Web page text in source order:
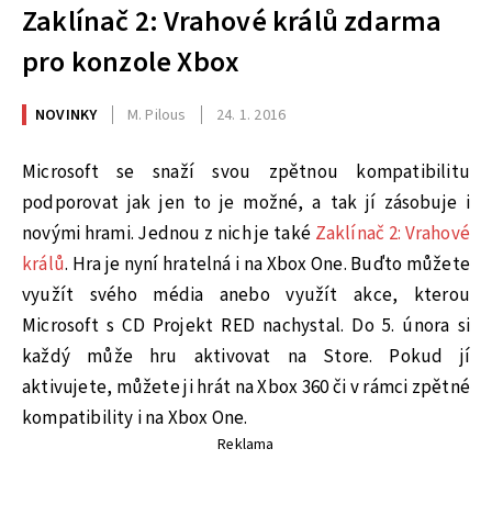
Zaklínač 2: Vrahové králů zdarma
pro konzole Xbox
NOVINKY M. Pilous 24. 1. 2016
Microsoft se snaží svou zpětnou kompatibilitu
podporovat jak jen to je možné, a tak jí zásobuje i
novými hrami. Jednou z nich je také Zaklínač 2: Vrahové
králů. Hra je nyní hratelná i na Xbox One. Buďto můžete
využít svého média anebo využít akce, kterou
Microsoft s CD Projekt RED nachystal. Do 5. února si
každý může hru aktivovat na Store. Pokud jí
aktivujete, můžete ji hrát na Xbox 360 či v rámci zpětné
kompatibility i na Xbox One.
Reklama